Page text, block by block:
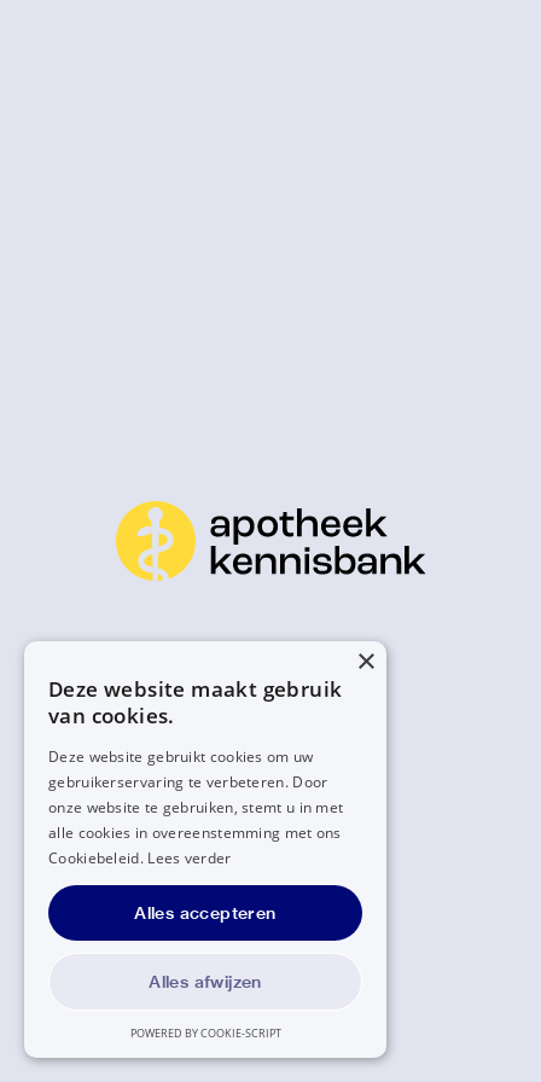
×
Deze website maakt gebruik
van cookies.
Deze website gebruikt cookies om uw
gebruikerservaring te verbeteren. Door
onze website te gebruiken, stemt u in met
alle cookies in overeenstemming met ons
Cookiebeleid. Lees verder
Alles accepteren
Alles afwijzen
POWERED BY COOKIE-SCRIPT